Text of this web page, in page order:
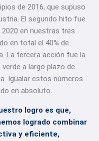
de 2016, que supuso
El segundo hito fue
en nuestras tres
en total el 40% de
La tercera acción fue la
a largo plazo de
Igualar estos números
en absoluto.
logro es que,
logrado combinar
y eficiente,